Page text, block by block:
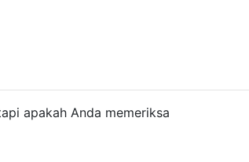
apakah Anda memeriksa